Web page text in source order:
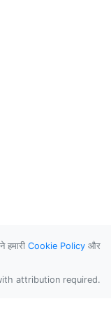
हमारी Cookie Policy और
attribution required.